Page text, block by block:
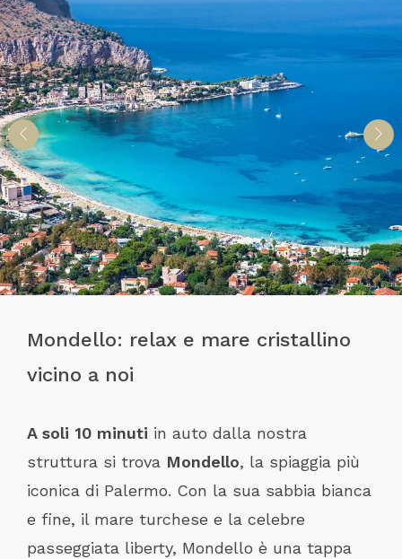
Mondello: relax e mare cristallino
vicino a noi
A soli 10 minuti in auto dalla nostra
struttura si trova Mondello, la spiaggia più
iconica di Palermo. Con la sua sabbia bianca
e fine, il mare turchese e la celebre
passeggiata liberty, Mondello è una tappa